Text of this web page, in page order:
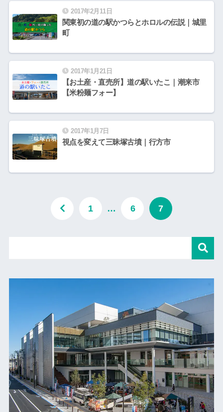
2017年2月11日
関東初の道の駅かつらとホロルの伝説｜城里
町
2017年1月21日
【お土産・直売所】道の駅いたこ｜潮来市
【米粉麺フォー】
2017年1月7日
視点を変えて三昧塚古墳｜行方市
1 … 6 7